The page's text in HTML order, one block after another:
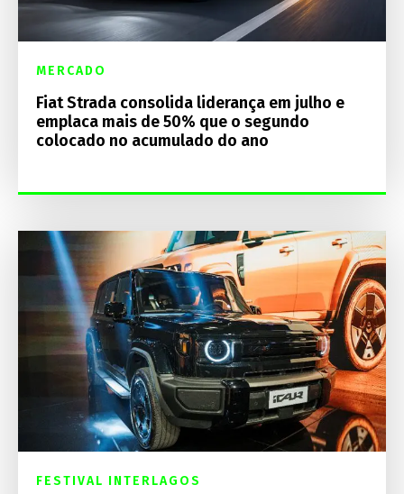
MERCADO
Fiat Strada consolida liderança em julho e
emplaca mais de 50% que o segundo
colocado no acumulado do ano
FESTIVAL INTERLAGOS